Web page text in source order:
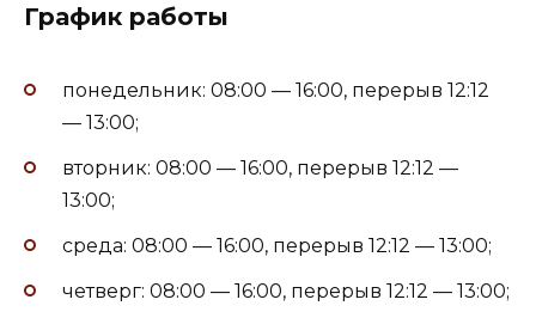
График работы
понедельник: 08:00 — 16:00, перерыв 12:12
— 13:00;
вторник: 08:00 — 16:00, перерыв 12:12 —
13:00;
среда: 08:00 — 16:00, перерыв 12:12 — 13:00;
четверг: 08:00 — 16:00, перерыв 12:12 — 13:00;